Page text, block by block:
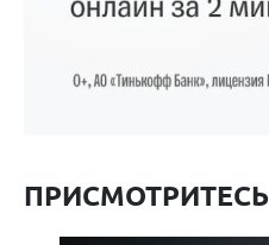
ПРИСМОТРИТЕСЬ